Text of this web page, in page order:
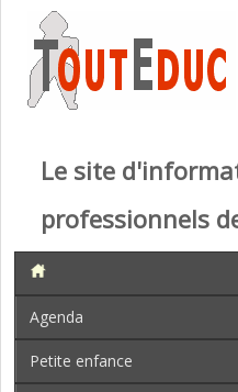
Le site
professionnels
Agenda
Petite enfance